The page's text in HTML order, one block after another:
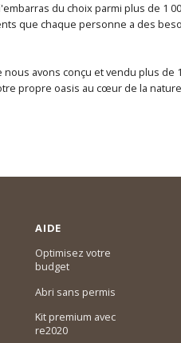
du choix parmi plus de 1
que chaque personne a des
avons conçu et vendu plus
propre oasis au cœur de la
AIDE
Optimisez votre
budget
Abri sans permis
Kit premium avec
re2020